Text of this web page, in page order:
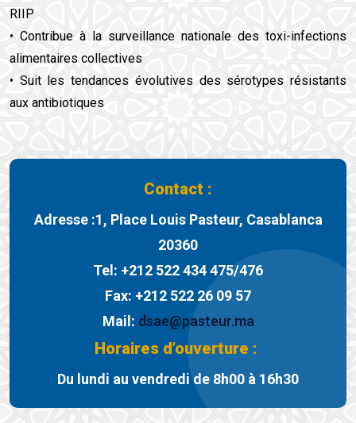
RIIP
• Contribue à la surveillance nationale des toxi-infections
alimentaires collectives
• Suit les tendances évolutives des sérotypes résistants
aux antibiotiques
Contact :
Adresse :1, Place Louis Pasteur, Casablanca
20360
Tel: +212 522 434 475/476
Fax: +212 522 26 09 57
Mail: dsae@pasteur.ma
Horaires d’ouverture :
Du lundi au vendredi de 8h00 à 16h30